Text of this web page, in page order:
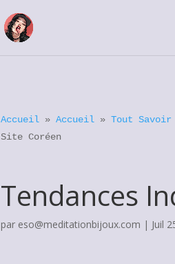
Accueil »Accueil »Tout Savoir
Site Coréen
Tendances
par eso@meditationbijoux.com | Juil